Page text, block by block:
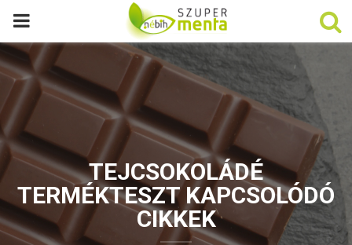
P
R
I
M
A
R
TEJCSOKOLÁDÉ
TERMÉKTESZT KAPCSOLÓDÓ
CIKKEK